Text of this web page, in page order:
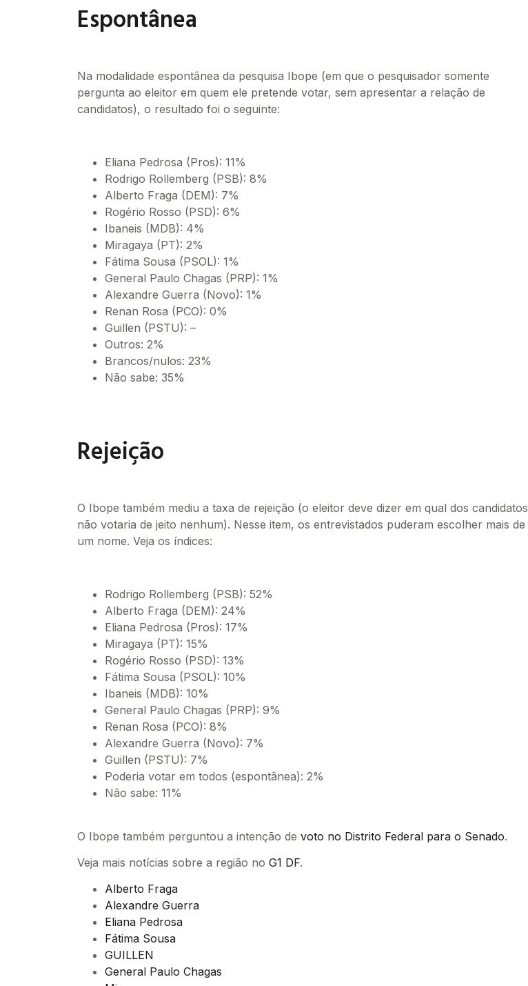
Espontânea
Na modalidade espontânea da pesquisa Ibope (em que o pesquisador somente
pergunta ao eleitor em quem ele pretende votar, sem apresentar a relação de
candidatos), o resultado foi o seguinte:
Eliana Pedrosa (Pros): 11%
Rodrigo Rollemberg (PSB): 8%
Alberto Fraga (DEM): 7%
Rogério Rosso (PSD): 6%
Ibaneis (MDB): 4%
Miragaya (PT): 2%
Fátima Sousa (PSOL): 1%
General Paulo Chagas (PRP): 1%
Alexandre Guerra (Novo): 1%
Renan Rosa (PCO): 0%
Guillen (PSTU): –
Outros: 2%
Brancos/nulos: 23%
Não sabe: 35%
Rejeição
O Ibope também mediu a taxa de rejeição (o eleitor deve dizer em qual dos candidatos
não votaria de jeito nenhum). Nesse item, os entrevistados puderam escolher mais de
um nome. Veja os índices:
Rodrigo Rollemberg (PSB): 52%
Alberto Fraga (DEM): 24%
Eliana Pedrosa (Pros): 17%
Miragaya (PT): 15%
Rogério Rosso (PSD): 13%
Fátima Sousa (PSOL): 10%
Ibaneis (MDB): 10%
General Paulo Chagas (PRP): 9%
Renan Rosa (PCO): 8%
Alexandre Guerra (Novo): 7%
Guillen (PSTU): 7%
Poderia votar em todos (espontânea): 2%
Não sabe: 11%
O Ibope também perguntou a intenção de voto no Distrito Federal para o Senado.
Veja mais notícias sobre a região no G1 DF.
Alberto Fraga
Alexandre Guerra
Eliana Pedrosa
Fátima Sousa
GUILLEN
General Paulo Chagas